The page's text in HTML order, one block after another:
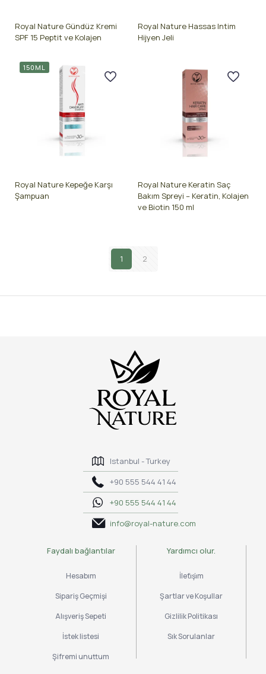
Royal Nature Gündüz Kremi
SPF 15 Peptit ve Kolajen
Royal Nature Hassas Intim
Hijyen Jeli
150ML
Royal Nature Kepeğe Karşı
Şampuan
Royal Nature Keratin Saç
Bakım Spreyi – Keratin, Kolajen
ve Biotin 150 ml
1 2
Istanbul - Turkey
+90 555 544 41 44
+90 555 544 41 44
info@royal-nature.com
Faydalı bağlantılar
Hesabım
Sipariş Geçmişi
Alışveriş Sepeti
İstek listesi
Şifremi unuttum
Yardımcı olur.
İleti̇şi̇m
Şartlar ve Koşullar
Gizlilik Politikası
Sık Sorulanlar